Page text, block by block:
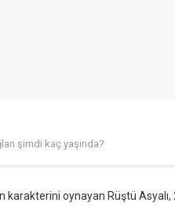
şimdi kaç yaşında?
oynayan Rüştü Asyalı,